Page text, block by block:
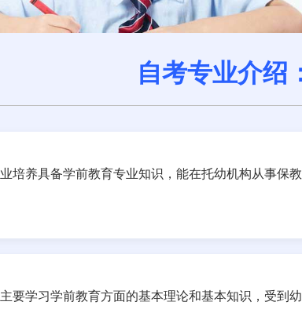
自考专业介绍
培养具备学前教育专业知识，能在托幼机构从事保
要学习学前教育方面的基本理论和基本知识，受到